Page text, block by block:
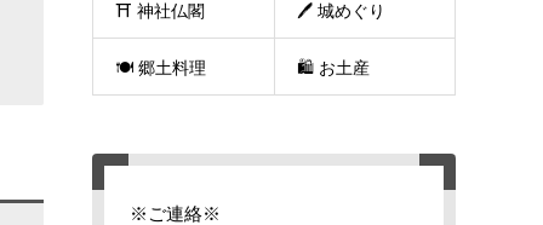
⛩ 神社仏閣 🖊 城めぐり
🍽 郷土料理 🛍 お土産
※ご連絡※